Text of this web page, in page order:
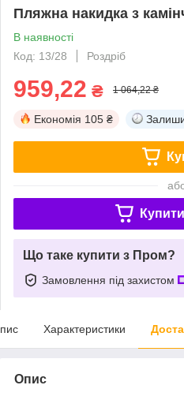
Пляжна накидка з
В наявності
Код: 13/28
Роздріб
959,22 ₴ 1 064,22 ₴
Економія 105 ₴
Що таке купити з Пром?
Замовлення під захистом
Характеристики
Опис